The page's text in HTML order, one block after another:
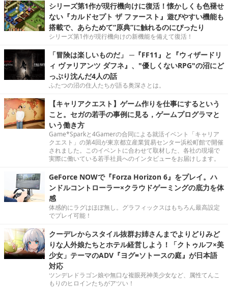
シリーズ第1作が現行機向けに復活！懐かしくも色褪せ
ない『カルドセプト ザ ファースト』遊びやすい機能も
搭載で、あらためて“原典”に触れるのにぴったり
シリーズ第1作が現行機向けの新機能を備えて復活！
「冒険は楽しいものだ」 ─『FF11』と『ウィザードリ
ィ ヴァリアンツ ダフネ』、"優しくないRPG"の沼にど
っぷり沈んだ4人の話
ふたつの沼の住人たちが語る奥深さとは。
【キャリアクエスト】ゲーム作りを仕事にするという
こと。セガの若手の事例に見る，ゲームプログラマと
いう働き方
Game*Sparkと4Gamerの合同による就活イベント「キャリア
クエスト」の第4回が東京都立産業貿易センター浜松町館で開催
されました。このイベントに合わせて取材した、各社の現場で
実際に働いている若手社員へのインタビューをお届けします。
GeForce NOWで『Forza Horizon 6』をプレイ。ハ
ンドルコントローラー×クラウドゲーミングの底力を体
感
体感的にラグはほぼ無し。グラフィックスはもちろん最高設定
でプレイ可能！
クーデレからスタイル抜群お姉さんまでよりどりみど
りな人外娘たちとホテル経営しよう！「クトゥルフ×美
少女」テーマのADV『ヨグ=ソトースの庭』が日本語
対応
ツンデレドラゴン娘や無口な複眼死神美少女など、属性てんこ
もりのヒロインたちがアツい！